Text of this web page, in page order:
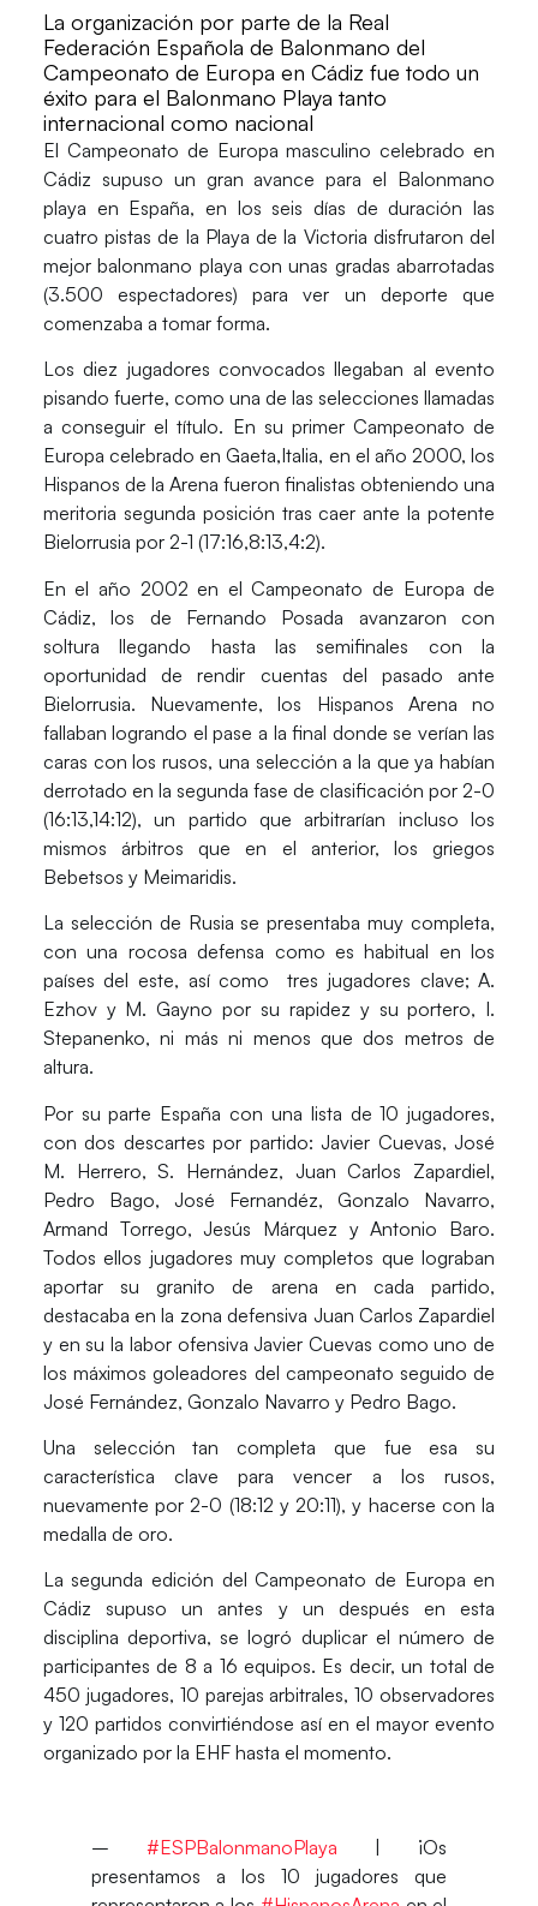
La organización por parte de la Real
Federación Española de Balonmano del
Campeonato de Europa en Cádiz fue todo un
éxito para el Balonmano Playa tanto
internacional como nacional
El Campeonato de Europa masculino celebrado en
Cádiz supuso un gran avance para el Balonmano
playa en España, en los seis días de duración las
cuatro pistas de la Playa de la Victoria disfrutaron del
mejor balonmano playa con unas gradas abarrotadas
(3.500 espectadores) para ver un deporte que
comenzaba a tomar forma.
Los diez jugadores convocados llegaban al evento
pisando fuerte, como una de las selecciones llamadas
a conseguir el título. En su primer Campeonato de
Europa celebrado en Gaeta,Italia, en el año 2000, los
Hispanos de la Arena fueron finalistas obteniendo una
meritoria segunda posición tras caer ante la potente
Bielorrusia por 2-1 (17:16,8:13,4:2).
En el año 2002 en el Campeonato de Europa de
Cádiz, los de Fernando Posada avanzaron con
soltura llegando hasta las semifinales con la
oportunidad de rendir cuentas del pasado ante
Bielorrusia. Nuevamente, los Hispanos Arena no
fallaban logrando el pase a la final donde se verían las
caras con los rusos, una selección a la que ya habían
derrotado en la segunda fase de clasificación por 2-0
(16:13,14:12), un partido que arbitrarían incluso los
mismos árbitros que en el anterior, los griegos
Bebetsos y Meimaridis.
La selección de Rusia se presentaba muy completa,
con una rocosa defensa como es habitual en los
países del este, así como tres jugadores clave;A.
Ezhov y M. Gaynopor su rapidez y su portero, I.
Stepanenko, ni más ni menos que dos metros de
altura.
Por su parte España con una lista de 10 jugadores,
con dos descartes por partido:Javier Cuevas, José
M. Herrero, S. Hernández, Juan Carlos Zapardiel,
Pedro Bago, José Fernandéz, Gonzalo Navarro,
Armand Torrego, Jesús Márquez y Antonio Baro.
Todos ellos jugadores muy completos que lograban
aportar su granito de arena en cada partido,
destacaba en la zona defensiva Juan Carlos Zapardiel
y en su la labor ofensiva Javier Cuevas como uno de
los máximos goleadores del campeonato seguido de
José Fernández, Gonzalo Navarro y Pedro Bago.
Una selección tan completa que fue esa su
característica clave para vencer a los rusos,
nuevamente por 2-0 (18:12 y 20:11), y hacerse con la
medalla de oro.
La segunda edición del Campeonato de Europa en
Cádiz supuso un antes y un después en esta
disciplina deportiva, se logró duplicar el número de
participantes de 8 a 16 equipos. Es decir, un total de
450 jugadores, 10 parejas arbitrales, 10 observadores
y 120 partidos convirtiéndose así en el mayor evento
organizado por la EHF hasta el momento.
–️ #ESPBalonmanoPlaya | ¡Os
presentamos a los 10 jugadores que